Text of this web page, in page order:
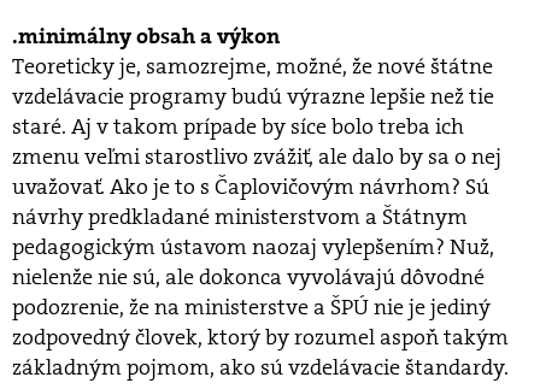
.minimálny obsah a výkon
Teoreticky je, samozrejme, možné, že nové štátne
vzdelávacie programy budú výrazne lepšie než tie
staré. Aj v takom prípade by síce bolo treba ich
zmenu veľmi starostlivo zvážiť, ale dalo by sa o nej
uvažovať. Ako je to s Čaplovičovým návrhom? Sú
návrhy predkladané ministerstvom a Štátnym
pedagogickým ústavom naozaj vylepšením? Nuž,
nielenže nie sú, ale dokonca vyvolávajú dôvodné
podozrenie, že na ministerstve a ŠPÚ nie je jediný
zodpovedný človek, ktorý by rozumel aspoň takým
základným pojmom, ako sú vzdelávacie štandardy.